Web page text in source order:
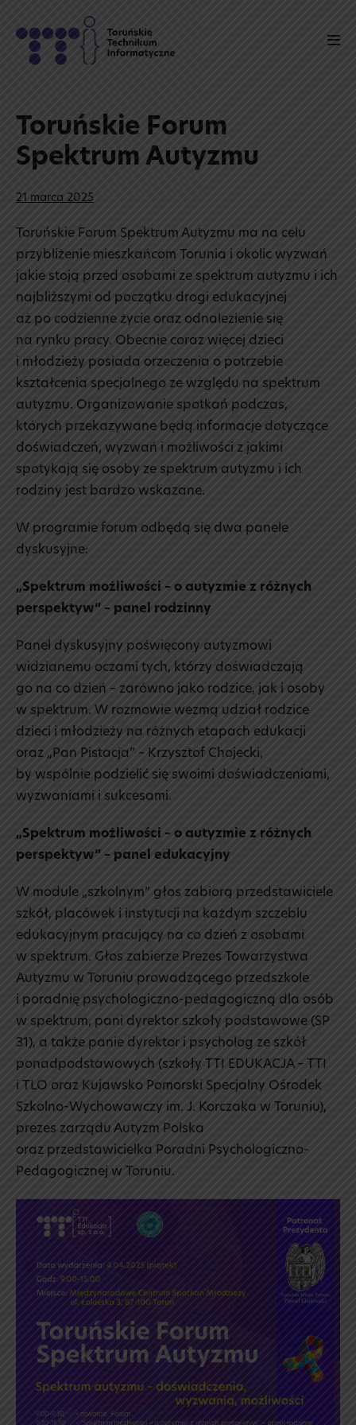
content
Toruńskie Forum
Spektrum Autyzmu
21 marca 2025
Toruńskie Forum Spektrum Autyzmu ma na celu
przybliżenie mieszkańcom Torunia i okolic wyzwań
jakie stoją przed osobami ze spektrum autyzmu i ich
najbliższymi od początku drogi edukacyjnej
aż po codzienne życie oraz odnalezienie się
na rynku pracy. Obecnie coraz więcej dzieci
i młodzieży posiada orzeczenia o potrzebie
kształcenia specjalnego ze względu na spektrum
autyzmu. Organizowanie spotkań podczas,
których przekazywane będą informacje dotyczące
doświadczeń, wyzwań i możliwości z jakimi
spotykają się osoby ze spektrum autyzmu i ich
rodziny jest bardzo wskazane.
W programie forum odbędą się dwa panele
dyskusyjne:
„Spektrum możliwości – o autyzmie z różnych
perspektyw” – panel rodzinny
Panel dyskusyjny poświęcony autyzmowi
widzianemu oczami tych, którzy doświadczają
go na co dzień – zarówno jako rodzice, jak i osoby
w spektrum. W rozmowie wezmą udział rodzice
dzieci i młodzieży na różnych etapach edukacji
oraz „Pan Pistacja” – Krzysztof Chojecki,
by wspólnie podzielić się swoimi doświadczeniami,
wyzwaniami i sukcesami.
„Spektrum możliwości – o autyzmie z różnych
perspektyw” – panel edukacyjny
W module „szkolnym” głos zabiorą przedstawiciele
szkół, placówek i instytucji na każdym szczeblu
edukacyjnym pracujący na co dzień z osobami
w spektrum. Głos zabierze Prezes Towarzystwa
Autyzmu w Toruniu prowadzącego przedszkole
i poradnię psychologiczno-pedagogiczną dla osób
w spektrum, pani dyrektor szkoły podstawowe (SP
31), a także panie dyrektor i psycholog ze szkół
ponadpodstawowych (szkoły TTI EDUKACJA – TTI
i TLO oraz Kujawsko Pomorski Specjalny Ośrodek
Szkolno-Wychowawczy im. J. Korczaka w Toruniu),
prezes zarządu Autyzm Polska
oraz przedstawicielka Poradni Psychologiczno-
Pedagogicznej w Toruniu.